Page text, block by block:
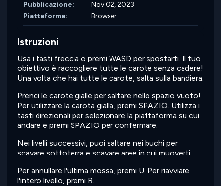
Pubblicazione:
Nov 02, 2023
Piattaforme:
Browser
Istruzioni
Usa i tasti freccia o premi WASD per spostarti. Il tuo
obiettivo è raccogliere tutte le carote senza cadere!
Una volta che hai tutte le carote, salta sulla bandiera.
Prendi le carote gialle per saltare nello spazio vuoto!
Per utilizzare la carota gialla, premi SPAZIO. Utilizza i
tasti direzionali per selezionare la piattaforma su cui
andare e premi SPAZIO per confermare.
Nei livelli successivi, puoi saltare nei buchi per
scavare sottoterra e scavare aree in cui muoverti.
Per annullare l'ultima mossa, premi U. Per riavviare
l'intero livello, premi R.